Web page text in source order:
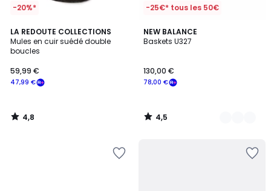
-20%*
LA REDOUTE COLLECTIONS
Mules en cuir suédé double
boucles
47,99 €
59,99 €
4,8
/ 5
4,8
/
-25€* tous les 50€
NEW BALANCE
Baskets U327
78,00 €
130,00 €
4,5
/ 5
2
Couleurs
4,5
/